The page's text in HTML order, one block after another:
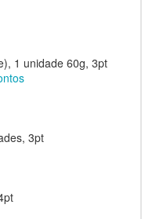
1 unidade 60g, 3pt
3pt